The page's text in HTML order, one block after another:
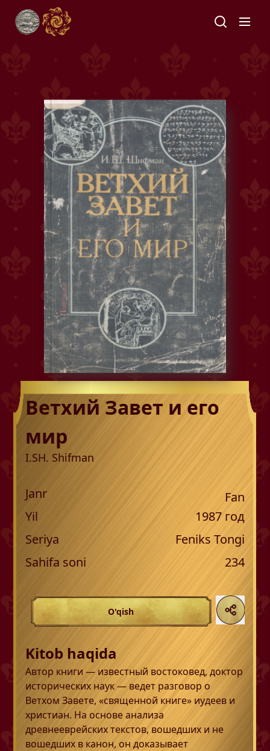
Ветхий Завет и его
мир
I.SH. Shifman
Janr
Fan
Yil
1987год
Seriya
Feniks Tongi
Sahifa soni
234
O'qish
Kitob haqida
Автор книги — известный востоковед, доктор
исторических наук — ведет разговор о
Ветхом Завете, «священной книге» иудеев и
христиан. На основе анализа
древнееврейских текстов, вошедших и не
вошедших в канон, он доказывает